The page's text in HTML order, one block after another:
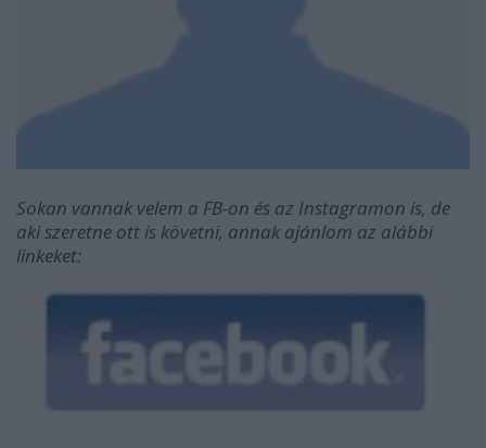
Sokan vannak velem a FB-on és az Instagramon is, de
aki szeretne ott is követni, annak ajánlom az alábbi
linkeket: